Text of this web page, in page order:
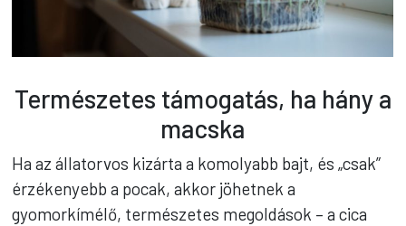
Természetes támogatás, ha hány a
macska
Ha az állatorvos kizárta a komolyabb bajt, és „csak”
érzékenyebb a pocak, akkor jöhetnek a
gyomorkímélő, természetes megoldások – a cica